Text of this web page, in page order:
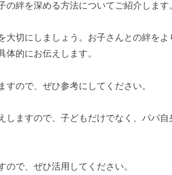
絆を深める方法についてご紹介します
大切にしましょう。お子さんとの絆をよ
的にお伝えします。
ので、ぜひ参考にしてください。
しますので、子どもだけでなく、パパ自
で、ぜひ活用してください。